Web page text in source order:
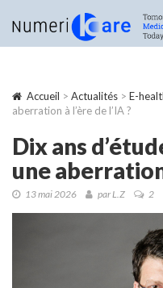
Accueil > Actualités > E-
aberration à l’ère de l’IA ?
Dix ans
une aberration
13 mai 2026 par L.Z 2